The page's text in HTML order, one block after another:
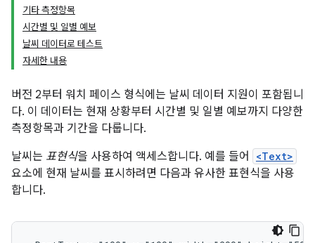
기타 측정항목
시간별 및 일별 예보
날씨 데이터로 테스트
자세한 내용
버전 2부터 워치 페이스 형식에는 날씨 데이터 지원이 포함됩니
다. 이 데이터는 현재 상황부터 시간별 및 일별 예보까지 다양한
측정항목과 기간을 다룹니다.
날씨는 표현식을 사용하여 액세스합니다. 예를 들어 <Text>
요소에 현재 날씨를 표시하려면 다음과 유사한 표현식을 사용
합니다.